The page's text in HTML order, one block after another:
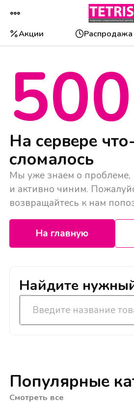
Акции Распродажа
500
На сервере
сломалось
Мы уже знаем о проблеме,
и активно чиним.
возвращайтесь к нам
На главную
Найдите
Популярные
Смотреть все